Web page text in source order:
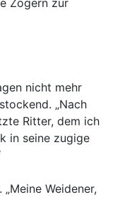
Zögern zur
nicht mehr
„Nach
Ritter, dem ich
in seine zugige
Weidener,